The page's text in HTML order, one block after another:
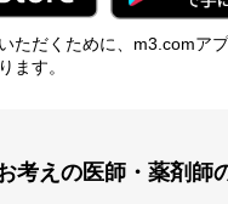
ただくために、m3.comア
ます。
考えの医師・薬剤師